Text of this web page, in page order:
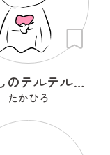
癒やしのテルテル坊主ちゃん
たかひろ